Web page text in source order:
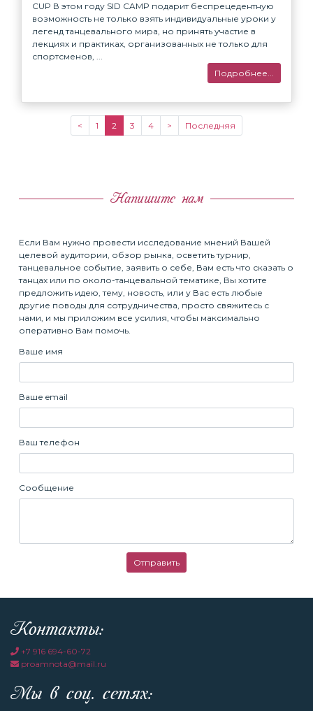
CUP В этом году SID CAMP подарит беспрецедентную
возможность не только взять индивидуальные уроки у
легенд танцевального мира, но принять участие в
лекциях и практиках, организованных не только для
спортсменов, ...
Подробнее...
< 1 2 3 4 > Последняя
Напишите нам
Если Вам нужно провести исследование мнений Вашей
целевой аудитории, обзор рынка, осветить турнир,
танцевальное событие, заявить о себе, Вам есть что сказать о
танцах или по около-танцевальной тематике, Вы хотите
предложить идею, тему, новость, или у Вас есть любые
другие поводы для сотрудничества, просто свяжитесь с
нами, и мы приложим все усилия, чтобы максимально
оперативно Вам помочь.
Ваше имя
Ваше email
Ваш телефон
Сообщение
Отправить
Контакты:
+7 916 694-60-72
proamnota@mail.ru
Мы в соц. сетях: